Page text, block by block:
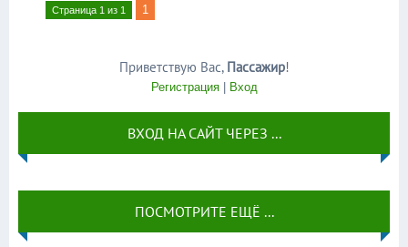
Страница 1 из 1 1
Приветствую Вас, Пассажир!
Регистрация| Вход
ВХОД НА САЙТ ЧЕРЕЗ ...
ПОСМОТРИТЕ ЕЩЁ ...